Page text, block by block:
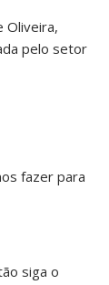
Oliveira,
pelo setor
fazer para
siga o